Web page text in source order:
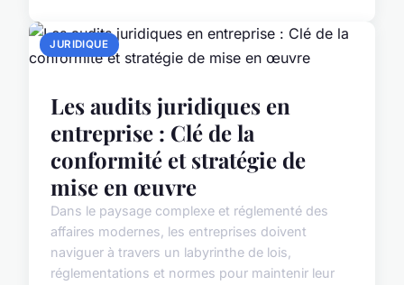
JURIDIQUE
Les audits juridiques en
entreprise : Clé de la
conformité et stratégie de
mise en œuvre
Dans le paysage complexe et réglementé des
affaires modernes, les entreprises doivent
naviguer à travers un labyrinthe de lois,
réglementations et normes pour maintenir leur